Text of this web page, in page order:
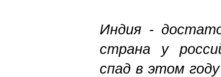
Индия -
страна у
спад в этом